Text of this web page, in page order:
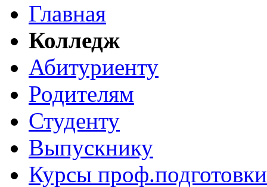
Главная
Колледж
Абитуриенту
Родителям
Студенту
Выпускнику
Курсы проф.подготовки